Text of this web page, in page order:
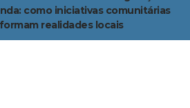
como iniciativas comunitárias
realidades locais